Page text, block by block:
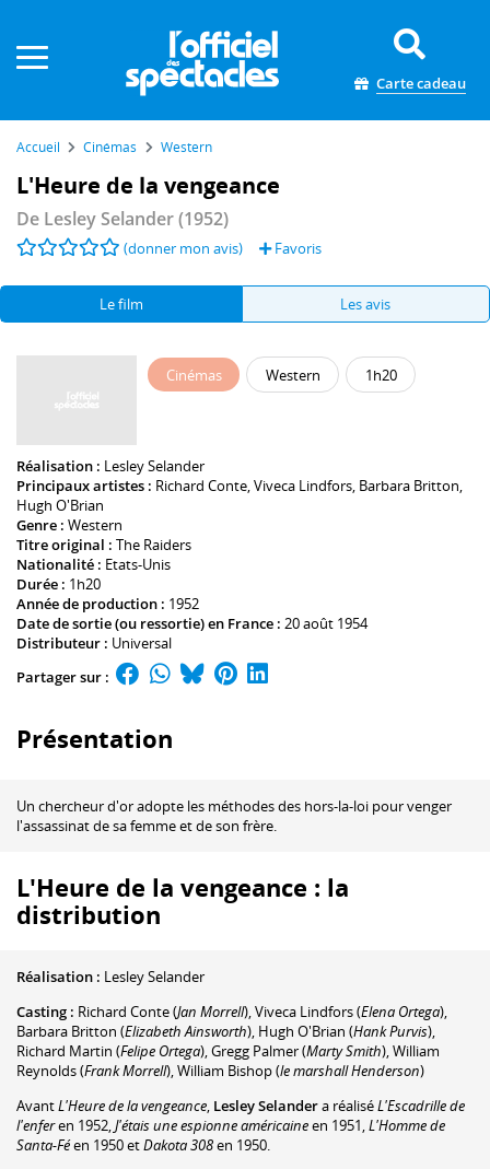
Carte cadeau
Accueil Cinémas Western
L'Heure de la vengeance
De Lesley Selander(1952)
(donner mon avis) Favoris
Le film Les avis
Cinémas Western 1h20
Réalisation : Lesley Selander
Principaux artistes : Richard Conte,Viveca Lindfors, Barbara Britton,
Hugh O'Brian
Genre : Western
Titre original : The Raiders
Nationalité : Etats-Unis
Durée : 1h20
Année de production : 1952
Date de sortie (ou ressortie) en France : 20 août 1954
Distributeur : Universal
Partager sur :
Présentation
Un chercheur d'or adopte les méthodes des hors-la-loi pour venger
l'assassinat de sa femme et de son frère.
L'Heure de la vengeance : la
distribution
Réalisation : Lesley Selander
Casting : Richard Conte(Jan Morrell),Viveca Lindfors(Elena Ortega),
Barbara Britton (Elizabeth Ainsworth), Hugh O'Brian (Hank Purvis),
Richard Martin (Felipe Ortega),Gregg Palmer(Marty Smith),William
Reynolds(Frank Morrell),William Bishop(le marshall Henderson)
AvantL'Heure de la vengeance, Lesley Selandera réaliséL'Escadrille de
l'enferen 1952,J'étais une espionne américaineen 1951,L'Homme de
Santa-Féen 1950 etDakota 308en 1950.